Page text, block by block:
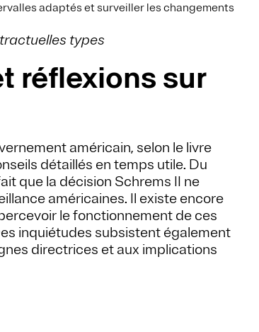
adaptés et surveiller les changements
types
réflexions sur
américain, selon le livre
détaillés en temps utile. Du
que la décision Schrems II ne
américaines. Il existe encore
le fonctionnement de ces
inquiétudes subsistent également
directrices et aux implications